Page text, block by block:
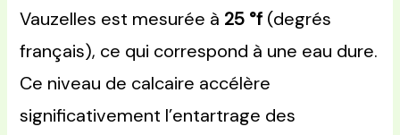
Vauzelles est mesurée à 25 °f (degrés
français), ce qui correspond à une eau dure.
Ce niveau de calcaire accélère
significativement l’entartrage des